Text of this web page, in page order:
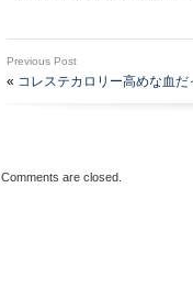
Previous Post
« コレステカロリー高めな血だ
Comments are closed.